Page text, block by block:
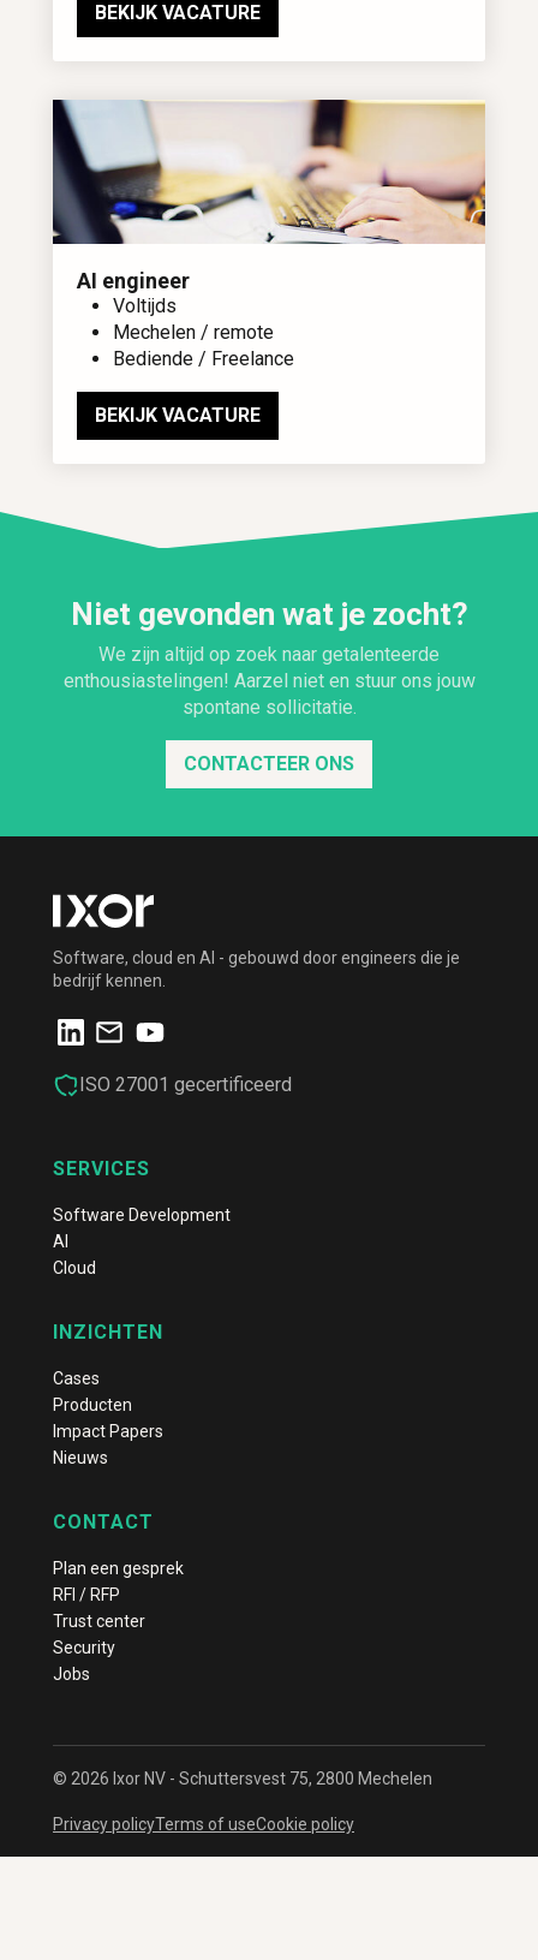
BEKIJK VACATURE
AI engineer
Voltijds
Mechelen / remote
Bediende / Freelance
BEKIJK VACATURE
Niet gevonden wat je zocht?
We zijn altijd op zoek naar getalenteerde
enthousiastelingen! Aarzel niet en stuur ons jouw
spontane sollicitatie.
CONTACTEER ONS
Software, cloud en AI - gebouwd door engineers die je
bedrijf kennen.
ISO 27001 gecertificeerd
SERVICES
Software Development
AI
Cloud
INZICHTEN
Cases
Producten
Impact Papers
Nieuws
CONTACT
Plan een gesprek
RFI / RFP
Trust center
Security
Jobs
© 2026 Ixor NV - Schuttersvest 75, 2800 Mechelen
Privacy policyTerms of useCookie policy